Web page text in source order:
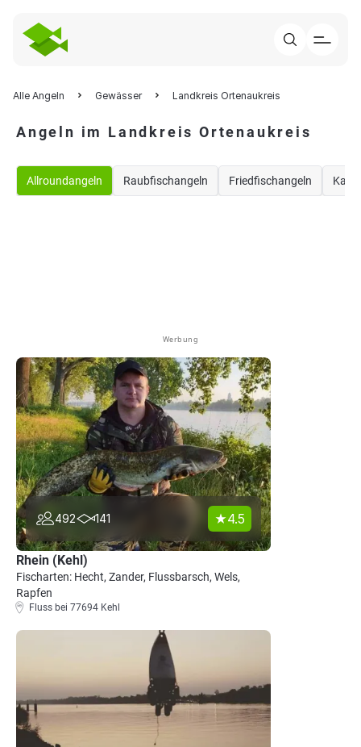
Alle Angeln Gewässer Landkreis Ortenaukreis
Angeln im Landkreis Ortenaukreis
Allroundangeln Raubfischangeln Friedfischangeln
Werbung
492 141 4.5
Rhein (Kehl)
Fischarten: Hecht, Zander, Flussbarsch, Wels,
Rapfen
Fluss bei 77694 Kehl